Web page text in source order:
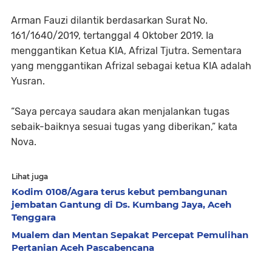
Arman Fauzi dilantik berdasarkan Surat No.
161/1640/2019, tertanggal 4 Oktober 2019. Ia
menggantikan Ketua KIA, Afrizal Tjutra. Sementara
yang menggantikan Afrizal sebagai ketua KIA adalah
Yusran.
“Saya percaya saudara akan menjalankan tugas
sebaik-baiknya sesuai tugas yang diberikan,” kata
Nova.
Lihat juga
Kodim 0108/Agara terus kebut pembangunan
jembatan Gantung di Ds. Kumbang Jaya, Aceh
Tenggara
Mualem dan Mentan Sepakat Percepat Pemulihan
Pertanian Aceh Pascabencana